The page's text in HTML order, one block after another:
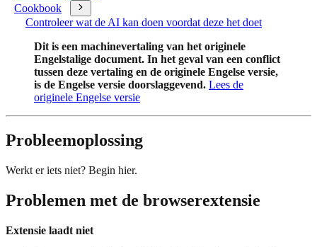
Cookbook
Controleer wat de AI kan doen voordat deze het doet
Dit is een machinevertaling van het originele
Engelstalige document. In het geval van een conflict
tussen deze vertaling en de originele Engelse versie,
is de Engelse versie doorslaggevend. Lees de
originele Engelse versie
Probleemoplossing
Werkt er iets niet? Begin hier.
Problemen met de browserextensie
Extensie laadt niet